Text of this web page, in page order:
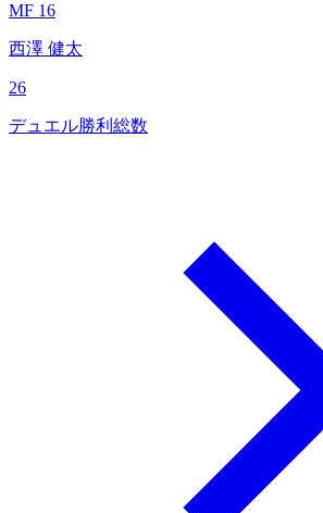
MF 16
西澤 健太
26
デュエル勝利総数